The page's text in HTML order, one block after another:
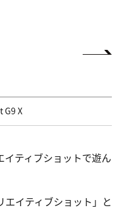
G9 X
ティブショットで遊ん
イティブショット」と